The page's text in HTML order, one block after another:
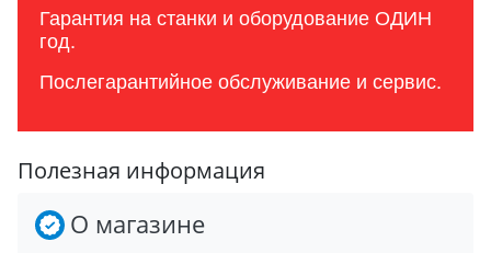
Гарантия на станки и оборудование ОДИН
год.
Послегарантийное обслуживание и сервис.
Полезная информация
О магазине